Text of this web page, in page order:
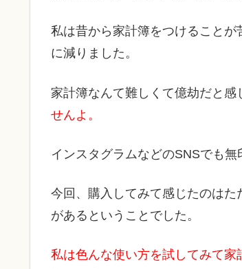
私は昔から家計簿をつけること
に減りました。
家計簿なんて難しくて億劫だと感
せんよ。
インスタグラムなどのSNSでも無
今回、購入してみて感じたのは
があるということでした。
私は色んな使い方を試してみて